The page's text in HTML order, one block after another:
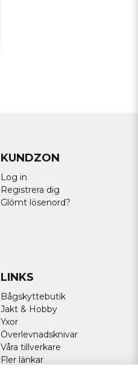
KUNDZON
Log in
Registrera dig
Glömt lösenord?
LINKS
Bågskyttebutik
Jakt & Hobby
Yxor
Överlevnadsknivar
Våra tillverkare
Fler länkar